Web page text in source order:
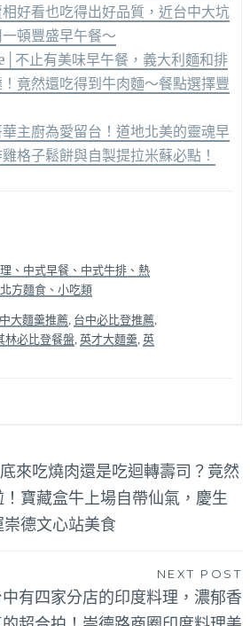
好看也吃得出好品質，近台中大坑
頓豐盛早午餐～
不止有美味早午餐，義大利麵和排
竟然還吃得到牛肉麵～餐點選擇豐
主廚為愛留台！道地北美的靈魂早
格子鬆餅與自製提拉米蘇必點！
、中式早餐、中式牛排、熱
方麵食、小吃類
大麵羹推薦, 台中必比登推薦,
林必比登餐盤, 英才大麵羹 英
來吃燒肉還是吃迴轉壽司？竟然
寶藏盒牛上場自帶仙氣，慶生
德文心站美食
NEXT POST
有四家分店的印度料理，濃郁香